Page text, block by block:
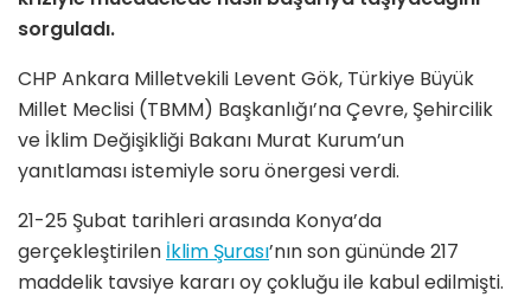
sorguladı.
CHP Ankara Milletvekili Levent Gök, Türkiye Büyük
Millet Meclisi (TBMM) Başkanlığı’na Çevre, Şehircilik
ve İklim Değişikliği Bakanı Murat Kurum’un
yanıtlaması istemiyle soru önergesi verdi.
21-25 Şubat tarihleri arasında Konya’da
gerçekleştirilen İklim Şurası’nın son gününde 217
maddelik tavsiye kararı oy çokluğu ile kabul edilmişti.